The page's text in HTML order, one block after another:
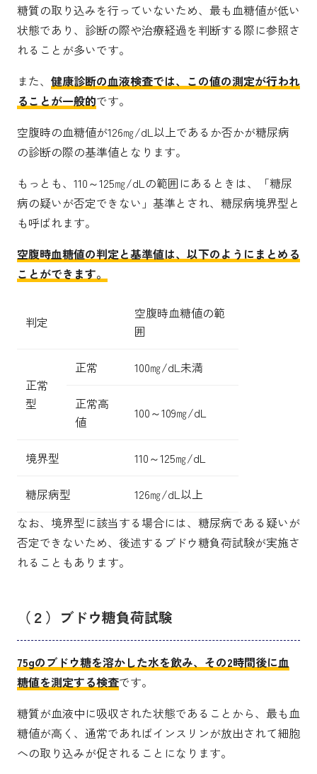
糖質の取り込みを行っていないため、最も血糖値が低い
状態であり、診断の際や治療経過を判断する際に参照さ
れることが多いです。
また、 健康診断の血液検査では、この値の測定が行われ
ることが一般的です。
空腹時の血糖値が126㎎/dL以上であるか否かが糖尿病
の診断の際の基準値となります。
もっとも、110～125㎎/dLの範囲にあるときは、「糖尿
病の疑いが否定できない」基準とされ、糖尿病境界型と
も呼ばれます。
空腹時血糖値の判定と基準値は、以下のようにまとめる
ことができます。
判定
空腹時血糖値の範
囲
正常
型
正常 100㎎/dL未満
正常高
値
100～109㎎/dL
境界型 110～125㎎/dL
糖尿病型
126㎎/dL以上
なお、境界型に該当する場合には、糖尿病である疑いが
否定できないため、後述するブドウ糖負荷試験が実施さ
れることもあります。
（２）ブドウ糖負荷試験
75gのブドウ糖を溶かした水を飲み、その2時間後に血
糖値を測定する検査です。
糖質が血液中に吸収された状態であることから、最も血
糖値が高く、通常であればインスリンが放出されて細胞
への取り込みが促されることになります。